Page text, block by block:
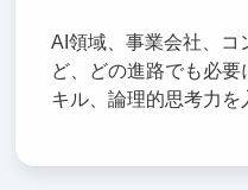
AI領域、事業会社、コ
ど、どの進路でも必
キル、論理的思考力を